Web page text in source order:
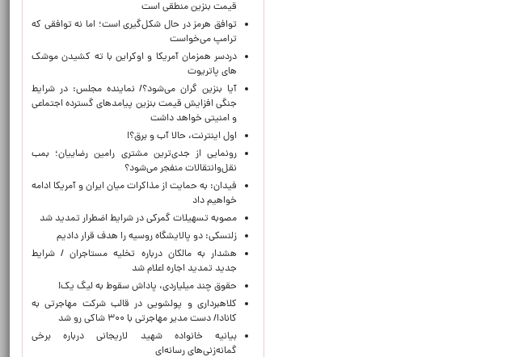
قیمت بنزین منطقی است
توافق هرمز در حال شکل‌گیری است؛ اما نه توافقی که
ترامپ می‌خواست
دردسر همزمان آمریکا و اوکراین با ته کشیدن موشک
های پاتریوت
آیا بنزین گران می‌شود؟/ نماینده مجلس: در شرایط
جنگی افزایش قیمت بنزین پیامدهای گسترده اجتماعی
و امنیتی خواهد داشت
اول اینترنت، حالا آب و برق؟!
رونمایی از جدی‌ترین مشتری رامین رضاییان؛ بمب
نقل‌وانتقالات منفجر می‌شود؟
فیدان: به حمایت از مذاکرات میان ایران و آمریکا ادامه
خواهیم داد
مصوبه تسهیلات گمرکی در شرایط اضطرار تمدید شد
زلنسکی: دو پالایشگاه روسیه را هدف قرار دادیم
هشدار به مالکان درباره تخلیه مستاجران / شرایط
جدید تمدید اجاره اعلام شد
حقوق چند میلیاردی، پاداش سقوط به لیگ یک!
کلاهبرداری و پولشویی در قالب شرکت مهاجرتی به
کانادا/ دست مدیر مهاجرتی با ۳۰۰ شاکی رو شد
بیانیه خانواده شهید لاریجانی درباره برخی
گمانه‌زنی‌های رسانه‌ای